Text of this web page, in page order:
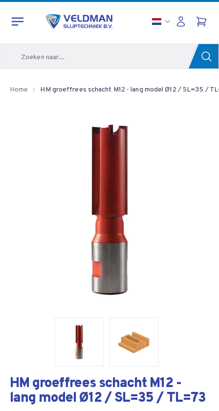
Home HM groeffrees schacht M12 - lang model Ø12 / SL=35 /
HM groeffrees schacht M12 -
lang model Ø12 / SL=35 / TL=73